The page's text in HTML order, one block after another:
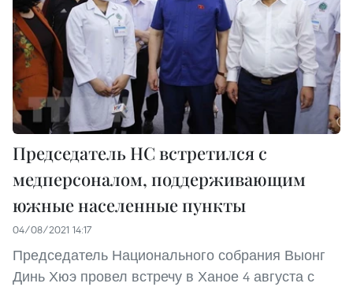
Председатель НС встретился с
медперсоналом, поддерживающим
южные населенные пункты
04/08/2021 14:17
Председатель Национального собрания Выонг
Динь Хюэ провел встречу в Ханое 4 августа с